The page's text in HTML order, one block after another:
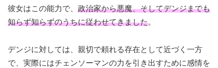
彼女はこの能力で、 政治家から悪魔、そしてデンジまでも
知らず知らずのうちに従わせてきました。
デンジに対しては、親切で頼れる存在として近づく一方
で、実際にはチェンソーマンの力を引き出すために感情を